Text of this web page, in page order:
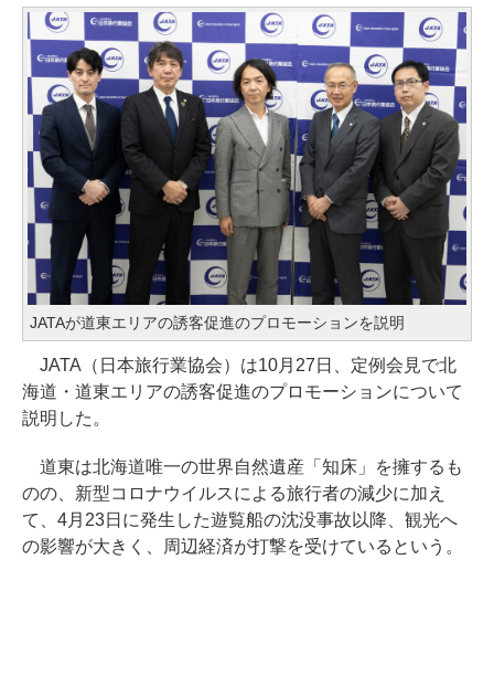
JATAが道東エリアの誘客促進のプロモーションを説明
JATA（日本旅行業協会）は10月27日、定例会見で北
海道・道東エリアの誘客促進のプロモーションについて
説明した。
道東は北海道唯一の世界自然遺産「知床」を擁するも
のの、新型コロナウイルスによる旅行者の減少に加え
て、4月23日に発生した遊覧船の沈没事故以降、観光へ
の影響が大きく、周辺経済が打撃を受けているという。